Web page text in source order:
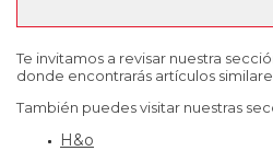
Te invitamos a revisar nuestra
donde encontrarás artículos
También puedes visitar nuestras
H&o